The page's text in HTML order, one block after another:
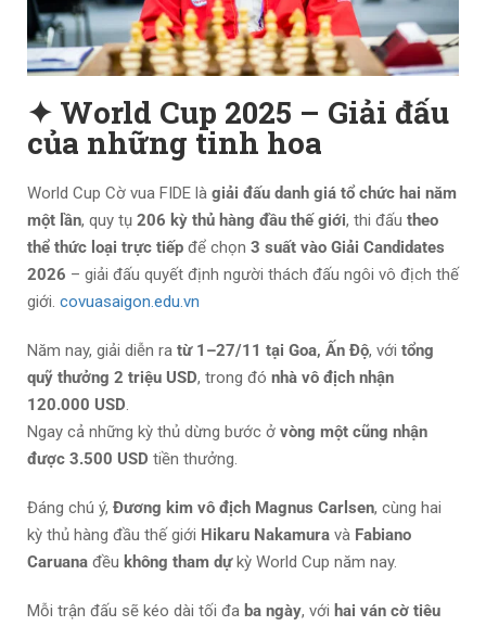
✦ World Cup 2025 – Giải đấu
của những tinh hoa
World Cup Cờ vua FIDE là giải đấu danh giá tổ chức hai năm
một lần, quy tụ 206 kỳ thủ hàng đầu thế giới, thi đấu theo
thể thức loại trực tiếp để chọn 3 suất vào Giải Candidates
2026 – giải đấu quyết định người thách đấu ngôi vô địch thế
giới. covuasaigon.edu.vn
Năm nay, giải diễn ra từ 1–27/11 tại Goa, Ấn Độ, với tổng
quỹ thưởng 2 triệu USD, trong đó nhà vô địch nhận
120.000 USD.
Ngay cả những kỳ thủ dừng bước ở vòng một cũng nhận
được 3.500 USD tiền thưởng.
Đáng chú ý, Đương kim vô địch Magnus Carlsen, cùng hai
kỳ thủ hàng đầu thế giới Hikaru Nakamura và Fabiano
Caruana đều không tham dựkỳ World Cup năm nay.
Mỗi trận đấu sẽ kéo dài tối đa ba ngày, với hai ván cờ tiêu